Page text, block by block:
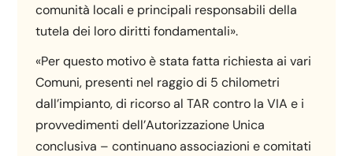
comunità locali e principali responsabili della
tutela dei loro diritti fondamentali».
«Per questo motivo è stata fatta richiesta ai vari
Comuni, presenti nel raggio di 5 chilometri
dall’impianto, di ricorso al TAR contro la VIA e i
provvedimenti dell’Autorizzazione Unica
conclusiva – continuano associazioni e comitati